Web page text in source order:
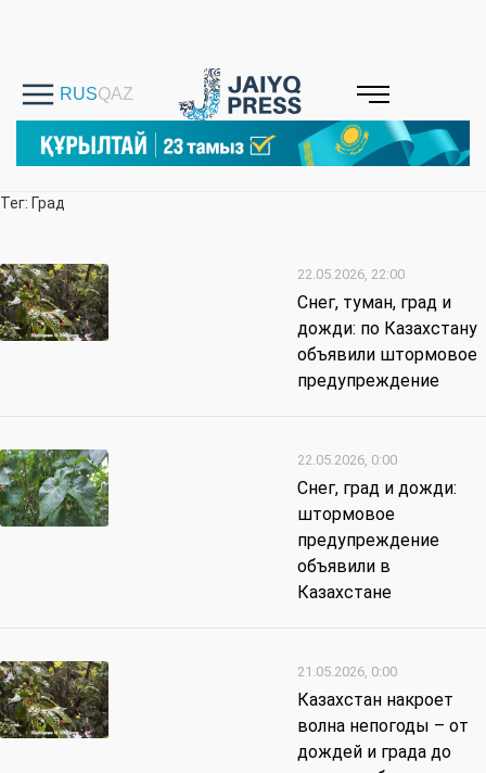
Тег: Град
22.05.2026, 22:00
Снег, туман, град и
дожди: по Казахстану
объявили штормовое
предупреждение
22.05.2026, 0:00
Снег, град и дожди:
штормовое
предупреждение
объявили в
Казахстане
21.05.2026, 0:00
Казахстан накроет
волна непогоды – от
дождей и града до